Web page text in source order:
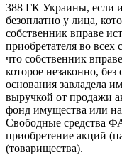
388 ГК Украины, если
безоплатно у лица,
собственник вправе
приобретателя во
что собственник
которое незаконно,
основания
выручкой от продажи
фонд имущества или
Свободные средства
приобретение акций
(товарищества).